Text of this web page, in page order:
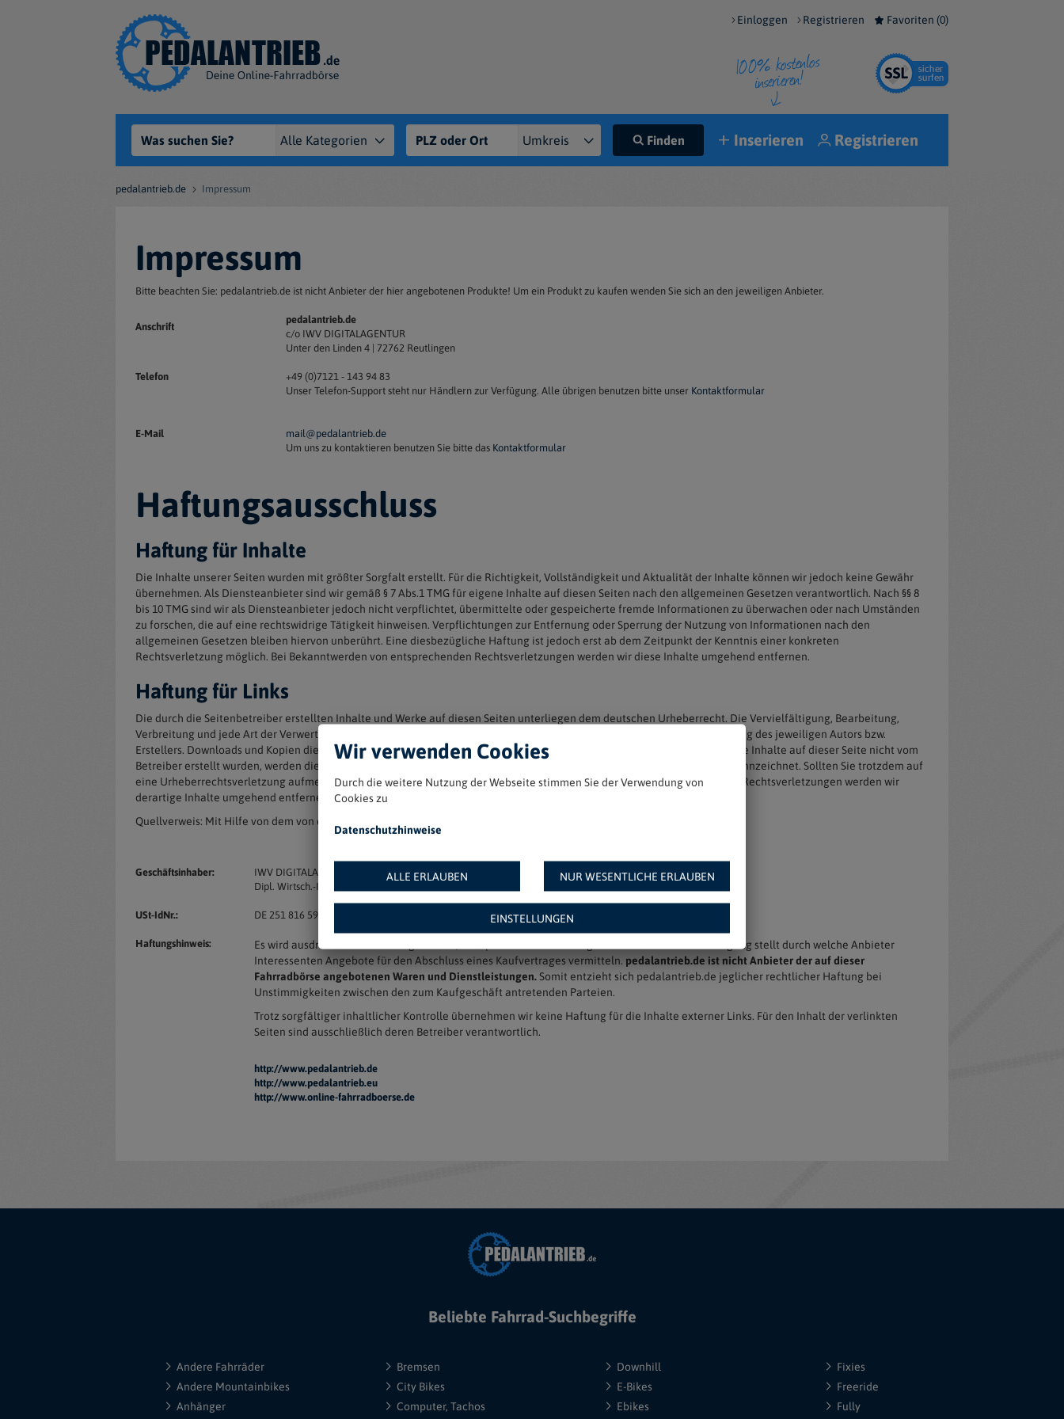
Einloggen Registrieren Favoriten (0)
Finden Inserieren Registrieren
pedalantrieb.de Impressum
Impressum
Bitte beachten Sie: pedalantrieb.de ist nicht Anbieter der hier angebotenen Produkte! Um ein Produkt zu kaufen wenden Sie sich an den jeweiligen Anbieter.
Anschrift
pedalantrieb.de
c/o IWV DIGITALAGENTUR
Unter den Linden 4 | 72762 Reutlingen
Telefon
+49 (0)7121 - 143 94 83
Unser Telefon-Support steht nur Händlern zur Verfügung. Alle übrigen benutzen bitte unser Kontaktformular
E-Mail
mail@pedalantrieb.de
Um uns zu kontaktieren benutzen Sie bitte das Kontaktformular
Haftungsausschluss
Haftung für Inhalte
Die Inhalte unserer Seiten wurden mit größter Sorgfalt erstellt. Für die Richtigkeit, Vollständigkeit und Aktualität der Inhalte können wir jedoch keine Gewähr
übernehmen. Als Diensteanbieter sind wir gemäß § 7 Abs.1 TMG für eigene Inhalte auf diesen Seiten nach den allgemeinen Gesetzen verantwortlich. Nach §§ 8
bis 10 TMG sind wir als Diensteanbieter jedoch nicht verpflichtet, übermittelte oder gespeicherte fremde Informationen zu überwachen oder nach Umständen
zu forschen, die auf eine rechtswidrige Tätigkeit hinweisen. Verpflichtungen zur Entfernung oder Sperrung der Nutzung von Informationen nach den
allgemeinen Gesetzen bleiben hiervon unberührt. Eine diesbezügliche Haftung ist jedoch erst ab dem Zeitpunkt der Kenntnis einer konkreten
Rechtsverletzung möglich. Bei Bekanntwerden von entsprechenden Rechtsverletzungen werden wir diese Inhalte umgehend entfernen.
Haftung für Links
Die durch die Seitenbetreiber erstellten Inhalte und Werke auf diesen Seiten unterliegen dem deutschen Urheberrecht. Die Vervielfältigung, Bearbeitung,
Verbreitung und jede Art der Verwertung außerhalb der Grenzen des Urheberrechtes bedürfen der schriftlichen Zustimmung des jeweiligen Autors bzw.
Erstellers. Downloads und Kopien dieser Seite sind nur für den privaten, nicht kommerziellen Gebrauch gestattet. Soweit die Inhalte auf dieser Seite nicht vom
Betreiber erstellt wurden, werden die Urheberrechte Dritter beachtet. Insbesondere werden Inhalte Dritter als solche gekennzeichnet. Sollten Sie trotzdem auf
eine Urheberrechtsverletzung aufmerksam werden, bitten wir um einen entsprechenden Hinweis. Bei Bekanntwerden von Rechtsverletzungen werden wir
derartige Inhalte umgehend entfernen.
Quellverweis: Mit Hilfe von dem von eRecht24 Disclaimer
Geschäftsinhaber:
IWV DIGITALAGENTUR
Dipl. Wirtsch.-Inf. Nikolaos Valkanis
USt-IdNr.: DE 251 816 595
Haftungshinweis:
Es wird ausdrücklich darauf hingewiesen, dass pedalantrieb.de lediglich die Plattform zur Verfügung stellt durch welche Anbieter
Interessenten Angebote für den Abschluss eines Kaufvertrages vermitteln. pedalantrieb.de ist nicht Anbieter der auf dieser
Fahrradbörse angebotenen Waren und Dienstleistungen.Somit entzieht sich pedalantrieb.de jeglicher rechtlicher Haftung bei
Unstimmigkeiten zwischen den zum Kaufgeschäft antretenden Parteien.
Trotz sorgfältiger inhaltlicher Kontrolle übernehmen wir keine Haftung für die Inhalte externer Links. Für den Inhalt der verlinkten
Seiten sind ausschließlich deren Betreiber verantwortlich.
http://www.pedalantrieb.de
http://www.pedalantrieb.eu
http://www.online-fahrradboerse.de
Beliebte Fahrrad-Suchbegriffe
Andere Fahrräder
Andere Mountainbikes
Anhänger
Bremsen
City Bikes
Computer, Tachos
Downhill
E-Bikes
Ebikes
Fixies
Freeride
Fully
Wir verwenden Cookies
Durch die weitere Nutzung der Webseite stimmen Sie der Verwendung von
Cookies zu
Datenschutzhinweise
ALLE ERLAUBEN NUR WESENTLICHE ERLAUBEN
EINSTELLUNGEN